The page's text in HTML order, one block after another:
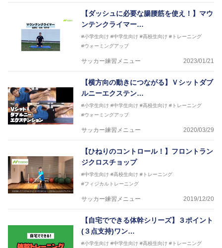
【ダッシュに必要な腸腰筋を使え！】マウ
ンテンクライマー…
#小学生向け #中学生向け #高校生向け #トレーニング
#ウォーミングアップ
サッカー練習メニュー 2023/01/21
【横方向の動きにつながる】Ｖシットダブ
ルニーエクステン…
#小学生向け #中学生向け #高校生向け #トレーニング
#ウォーミングアップ
サッカー練習メニュー 2020/03/29
【ひねりのコントロール！】フロントラン
ジクロスチョップ
#中学生向け #高校生向け #トレーニング
#フィジカルトレーニング
サッカー練習メニュー 2019/12/20
【自宅でできる体幹シリーズ】３ポイント
(３点支持)ワン…
#小学生向け #中学生向け #高校生向け #トレーニング